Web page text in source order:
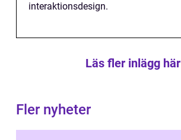
interaktionsdesign.
Läs fler inlägg här
Fler nyheter